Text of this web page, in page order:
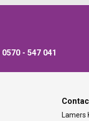
0570 - 547 041
Lamers